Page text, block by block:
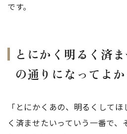
です。
とにかく明るく済
の通りになってよ
「とにかくあの、明るくして
く済ませたいっていう一番で、